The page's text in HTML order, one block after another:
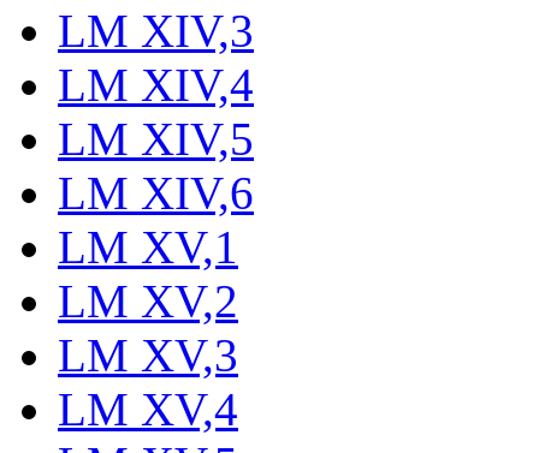
LM XIV,3
LM XIV,4
LM XIV,5
LM XIV,6
LM XV,1
LM XV,2
LM XV,3
LM XV,4